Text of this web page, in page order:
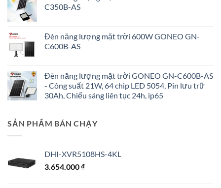
C350B-AS
Đèn năng lượng mặt trời 600W GONEO GN-
C600B-AS
Đèn năng lượng mặt trời GONEO GN-C600B-AS
- Công suất 21W, 64 chip LED 5054, Pin lưu trữ
30Ah, Chiếu sáng liên tục 24h, ip65
SẢN PHẨM BÁN CHẠY
DHI-XVR5108HS-4KL
3.654.000 ₫